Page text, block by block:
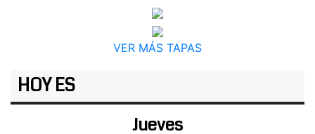
VER MÁS TAPAS
HOY ES
Jueves